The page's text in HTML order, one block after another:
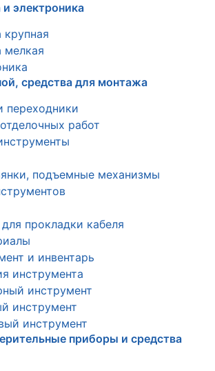
электроника
крупная
мелкая
средства для монтажа
переходники
работ
подъемные механизмы
прокладки кабеля
и инвентарь
инструмента
инструмент
инструмент
инструмент
приборы и средства